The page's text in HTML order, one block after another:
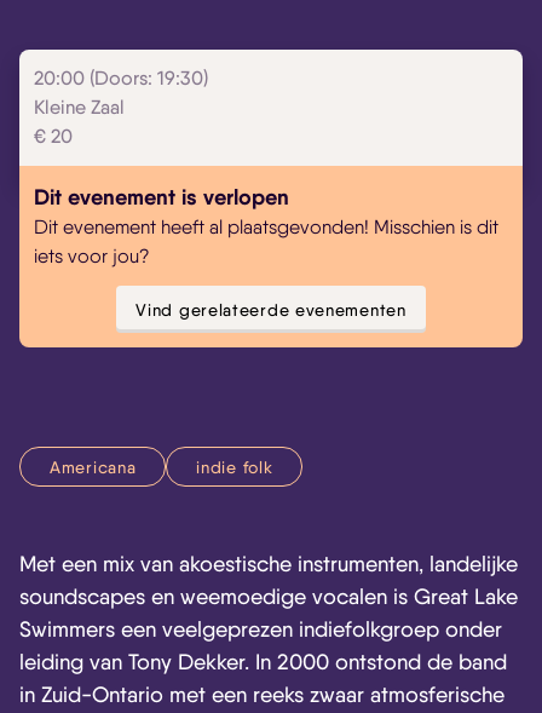
20:00 (Doors: 19:30)
Kleine Zaal
€ 20
Dit evenement is verlopen
Dit evenement heeft al plaatsgevonden! Misschien is dit
iets voor jou?
Vind gerelateerde evenementen
Americana indie folk
Met een mix van akoestische instrumenten, landelijke
soundscapes en weemoedige vocalen is Great Lake
Swimmers een veelgeprezen indiefolkgroep onder
leiding van Tony Dekker. In 2000 ontstond de band
in Zuid-Ontario met een reeks zwaar atmosferische